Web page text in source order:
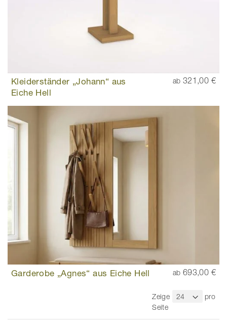
Kleiderständer „Johann“ aus
Eiche Hell
ab 321,00 €
Garderobe „Agnes“ aus Eiche Hell ab 693,00 €
Zeige
pro
Seite